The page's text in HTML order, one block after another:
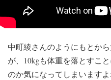
中町綾さんのようにもとか
が、10kgも体重を落とすこ
のか気になってしまいますよ